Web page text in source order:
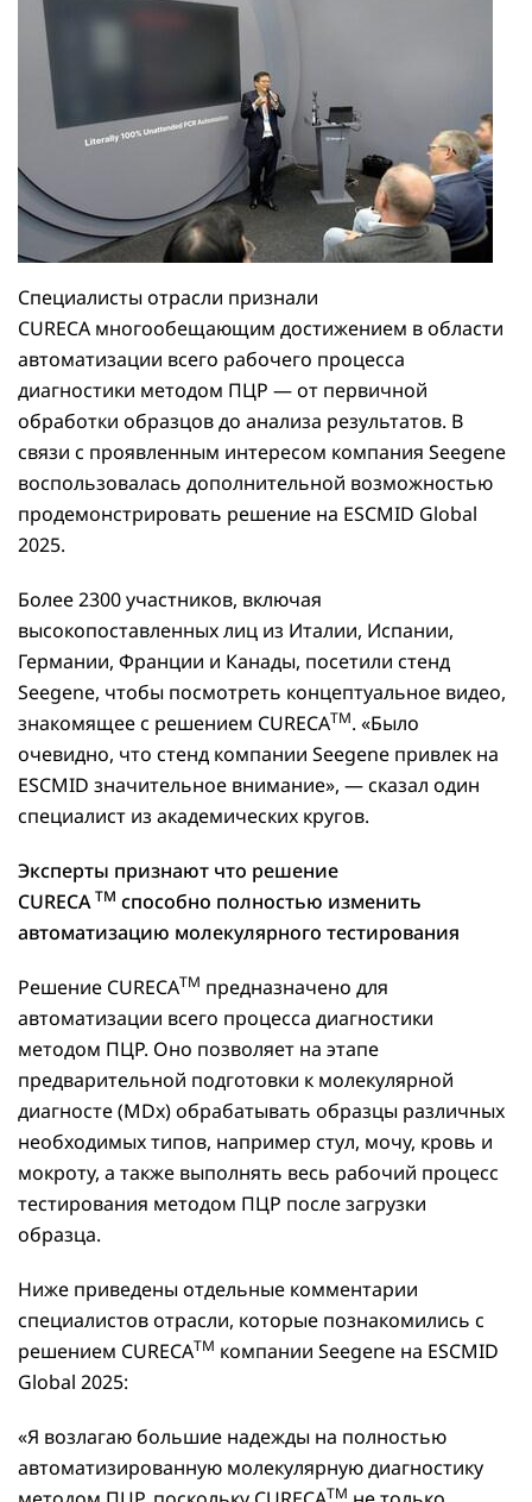
Специалисты отрасли признали
CURECA многообещающим достижением в области
автоматизации всего рабочего процесса
диагностики методом ПЦР — от первичной
обработки образцов до анализа результатов. В
связи с проявленным интересом компания Seegene
воспользовалась дополнительной возможностью
продемонстрировать решение на ESCMID Global
2025.
Более 2300 участников, включая
высокопоставленных лиц из Италии, Испании,
Германии, Франции и Канады, посетили стенд
Seegene, чтобы посмотреть концептуальное видео,
знакомящее с решением CURECATM. «Было
очевидно, что стенд компании Seegene привлек на
ESCMID значительное внимание», — сказал один
специалист из академических кругов.
Эксперты признают что решение
CURECA TM способно полностью изменить
автоматизацию молекулярного тестирования
Решение CURECATM предназначено для
автоматизации всего процесса диагностики
методом ПЦР. Оно позволяет на этапе
предварительной подготовки к молекулярной
диагносте (MDx) обрабатывать образцы различных
необходимых типов, например стул, мочу, кровь и
мокроту, а также выполнять весь рабочий процесс
тестирования методом ПЦР после загрузки
образца.
Ниже приведены отдельные комментарии
специалистов отрасли, которые познакомились с
решением CURECATM компании Seegene на ESCMID
Global 2025:
«Я возлагаю большие надежды на полностью
автоматизированную молекулярную диагностику
TM